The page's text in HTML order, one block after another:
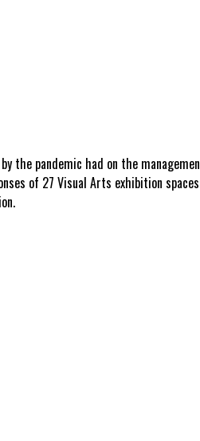
the pandemic had on the
of 27 Visual Arts exhibition